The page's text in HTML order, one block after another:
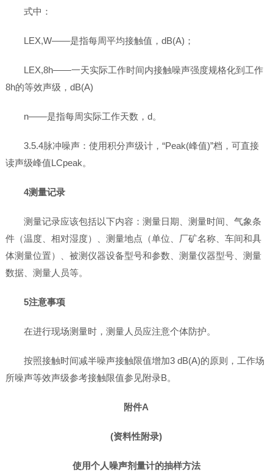
式中：
LEX,W——是指每周平均接触值，dB(A)；
LEX,8h——一天实际工作时间内接触噪声强度规格化到工作
8h的等效声级，dB(A)
n——是指每周实际工作天数，d。
3.5.4脉冲噪声：使用积分声级计，“Peak(峰值)”档，可直接
读声级峰值LCpeak。
4测量记录
测量记录应该包括以下内容：测量日期、测量时间、气象条
件（温度、相对湿度）、测量地点（单位、厂矿名称、车间和具
体测量位置）、被测仪器设备型号和参数、测量仪器型号、测量
数据、测量人员等。
5注意事项
在进行现场测量时，测量人员应注意个体防护。
按照接触时间减半噪声接触限值增加3 dB(A)的原则，工作场
所噪声等效声级参考接触限值参见附录B。
附件A
(资料性附录)
使用个人噪声剂量计的抽样方法